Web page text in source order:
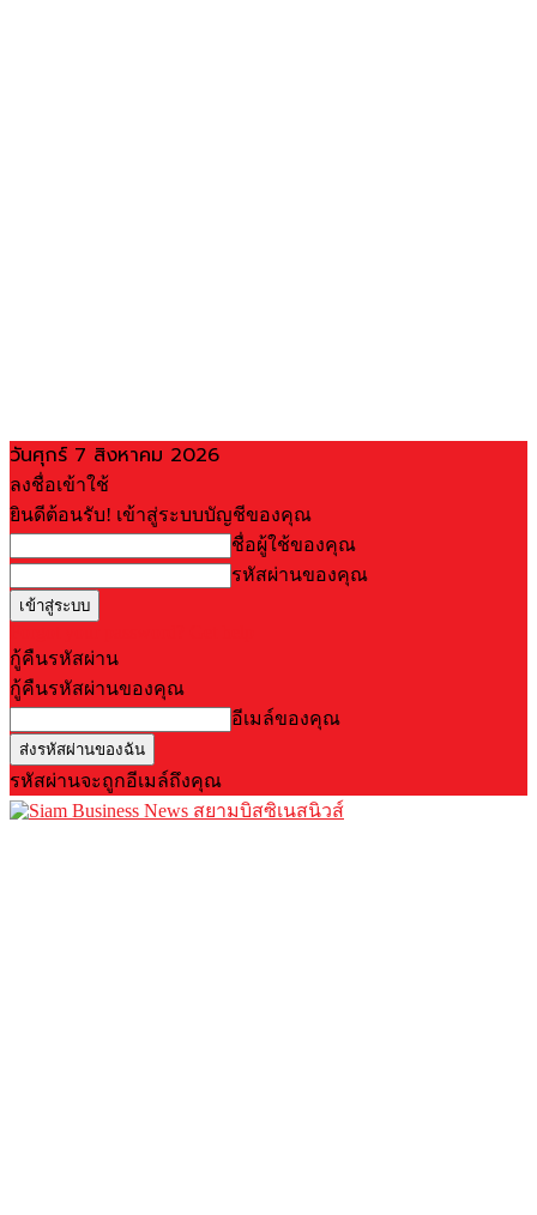
วันศุกร์ 7 สิงหาคม 2026
ลงชื่อเข้าใช้
ยินดีต้อนรับ! เข้าสู่ระบบบัญชีของคุณ
ชื่อผู้ใช้ของคุณ
รหัสผ่านของคุณ
กู้คืนรหัสผ่าน
กู้คืนรหัสผ่านของคุณ
อีเมล์ของคุณ
รหัสผ่านจะถูกอีเมล์ถึงคุณ
สยามบิสซิเนสนิวส์